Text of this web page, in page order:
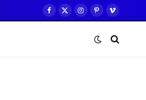
Facebook
X
Instagram
Pinterest
Vimeo